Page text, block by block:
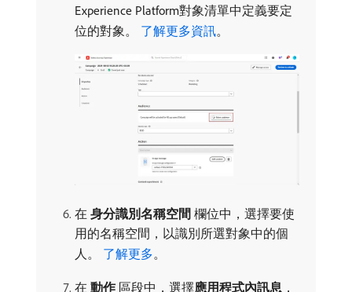
Experience Platform對象清單中定義要定
位的對象。 了解更多資訊。
在​ 身分識別名稱空間 ​欄位中，選擇要使
用的名稱空間，以識別所選對象中的個
人。 了解更多。
在​ 動作​區段中，選擇​應用程式內訊息 ，